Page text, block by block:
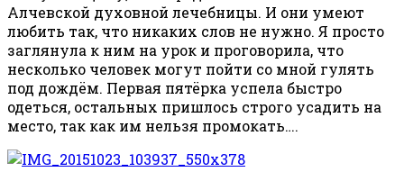
Алчевской духовной лечебницы. И они умеют
любить так, что никаких слов не нужно. Я просто
заглянула к ним на урок и проговорила, что
несколько человек могут пойти со мной гулять
под дождём. Первая пятёрка успела быстро
одеться, остальных пришлось строго усадить на
место, так как им нельзя промокать….